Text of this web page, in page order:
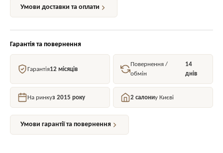
Умови доставки та оплати
Гарантія та повернення
Гарантія12 місяців
Повернення /
обмін
14
днів
На ринкуз 2015 року 2 салониу Києві
Умови гарантії та повернення